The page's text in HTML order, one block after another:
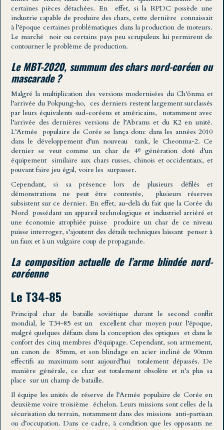
certaines pièces détachées. En effet, si la RPDC possède une
industrie capable de produire des chars, cette dernière connaissait
à l’époque certaines problématiques dans la production de moteurs.
Le marché noir ou certains pays peu scrupuleux lui permirent de
contourner le problème de production.
Le MBT-2020, summum des chars nord-coréen ou
mascarade ?
Malgré la multiplication des versions modernisées du Ch'ŏnma et
l’arrivée du Pokpung-ho, ces derniers restent largement surclassés
par leurs équivalents sud-coréens et américains, notamment avec
l’arrivée des dernières versions de l’Abrams et du K2 en unité.
L’Armée populaire de Corée se lança donc dans les années 2010
dans le développement d’un nouveau tank, le Cheonma-2. Ce
dernier se veut comme un char de 4ᵉ génération doté d’un
équipement similaire aux chars russes, chinois et occidentaux, et
pouvant faire jeu égal, voire les surpasser.
Cependant, si sa présence lors de plusieurs défilés et
démonstrations ne peut être contestée, plusieurs réserves
subsistent sur ce dernier. En effet, au-delà du fait que la Corée du
Nord possédant un appareil technologique et industriel arriéré et
une économie atrophiée puisse produire un char de ce niveau
puisse interroger, s’ajoutent des détails techniques laissant penser à
un faux et à un vulgaire coup de propagande.
La composition actuelle de l’arme blindée nord-
coréenne
Le T34-85
Principal char de bataille soviétique durant le second conflit
mondial, le T34-85 est un excellent char moyen pour l’époque,
malgré quelques défauts dans la conception des optiques et dans le
confort des cinq membres d’équipage. Cependant, son armement,
un canon de 85mm, et son blindage en acier incliné de 90mm
effectifs au maximum sont aujourd’hui totalement dépassés. De
manière générale, ce char est totalement obsolète et n’a plus sa
place sur un champ de bataille.
Il équipe les unités de réserve de l’Armée populaire de Corée en
deuxième voire troisième échelon. Leurs missions sont celles de la
sécurisation du terrain, notamment dans des missions anti-partisan
ou d’occupation. Dans ce cadre, à condition que les opposants ne